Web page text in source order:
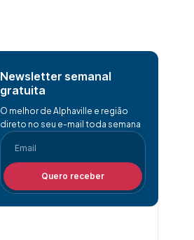
Newsletter semanal
gratuita
O melhor de Alphaville e região
direto no seu e-mail toda semana
Quero receber